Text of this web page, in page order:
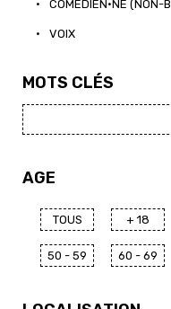
• COMÉDIEN·NE (NON-
• VOIX
MOTS CLÉS
AGE
TOUS + 18
50 - 59 60 - 69